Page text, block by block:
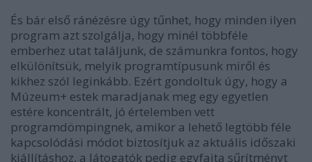
És bár első ránézésre úgy tűnhet, hogy minden ilyen
program azt szolgálja, hogy minél többféle
emberhez utat találjunk, de számunkra fontos, hogy
elkülönítsük, melyik programtípusunk miről és
kikhez szól leginkább. Ezért gondoltuk úgy, hogy a
Múzeum+ estek maradjanak meg egy egyetlen
estére koncentrált, jó értelemben vett
programdömpingnek, amikor a lehető legtöbb féle
kapcsolódási módot biztosítjuk az aktuális időszaki
kiállításhoz, a látogatók pedig egyfajta sűrítményt